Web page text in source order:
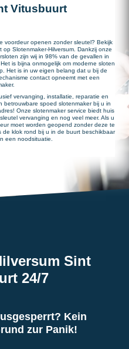
Vitusbuurt
voordeur openen zonder sleutel? Bekijk
Slotenmaker-Hilversum. Dankzij onze
zijn wij in 98% van de gevallen in
is bijna onmogelijk om moderne sloten
Het is in uw eigen belang dat u bij de
contact opneemt met een
vervanging, installatie, reparatie en
spoed slotenmaker bij u in
Onze slotenmaker service biedt huis
vervanging en nog veel meer. Als u
moet worden geopend zonder deze te
klok rond bij u in de buurt beschikbaar
een noodsituatie.
Sint
24/7
Kein
zur Panik!